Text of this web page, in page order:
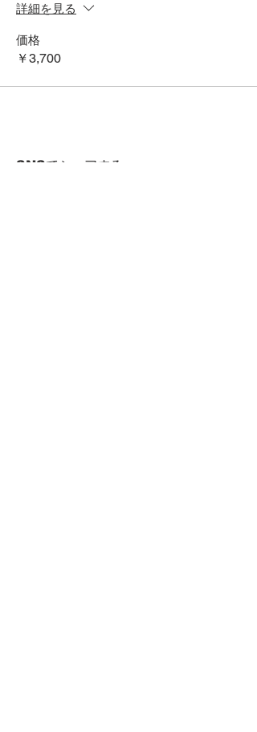
詳細を見る
価格
￥3,700
SNSでシェアする